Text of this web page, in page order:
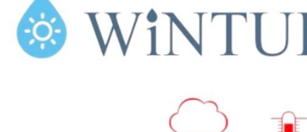
WINTURE unter den Gewinnern des